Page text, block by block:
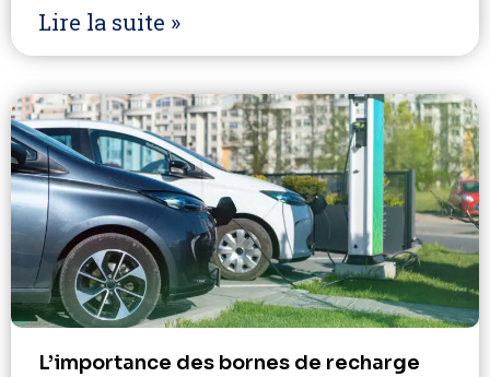
Lire la suite »
L’importance des bornes de recharge